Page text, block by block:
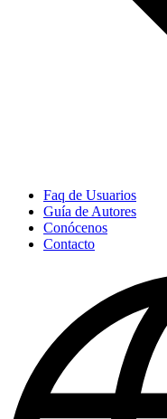
Faq de Usuarios
Guía de Autores
Conócenos
Contacto